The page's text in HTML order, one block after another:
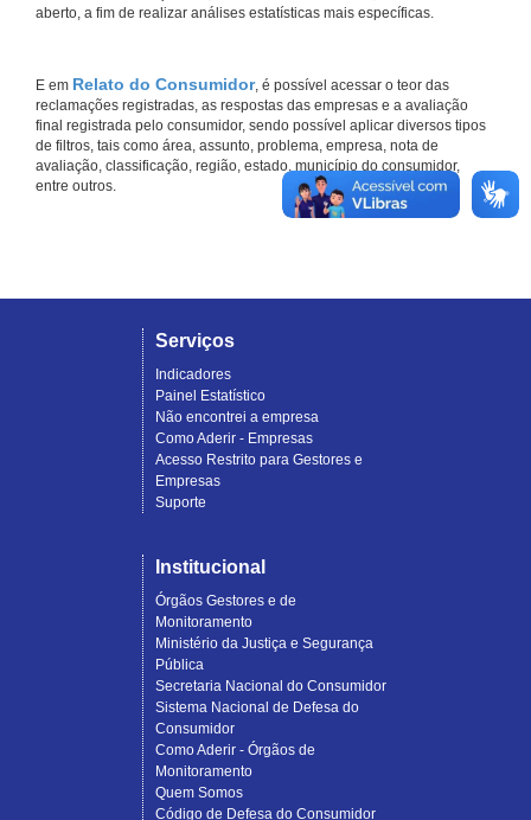
aberto, a fim de realizar análises estatísticas mais específicas.
E em Relato do Consumidor, é possível acessar o teor das
reclamações registradas, as respostas das empresas e a avaliação
final registrada pelo consumidor, sendo possível aplicar diversos tipos
de filtros, tais como área, assunto, problema, empresa, nota de
avaliação, classificação, região, estado, município do consumidor,
entre outros.
Serviços
Indicadores
Painel Estatístico
Não encontrei a empresa
Como Aderir - Empresas
Acesso Restrito para Gestores e
Empresas
Suporte
Institucional
Órgãos Gestores e de
Monitoramento
Ministério da Justiça e Segurança
Pública
Secretaria Nacional do Consumidor
Sistema Nacional de Defesa do
Consumidor
Como Aderir - Órgãos de
Monitoramento
Quem Somos
Código de Defesa do Consumidor